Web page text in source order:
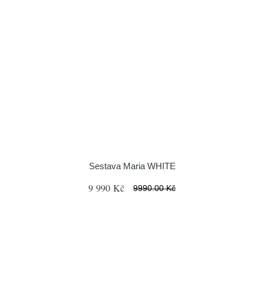
Sestava Maria WHITE
9 990 Kč 9990.00 Kč